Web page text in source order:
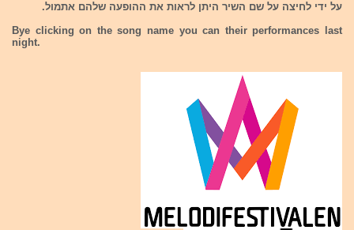
על ידי לחיצה על שם השיר היתן לראות את ההופעה שלהם אתמול.
Bye clicking on the song name you can their performances last
night.